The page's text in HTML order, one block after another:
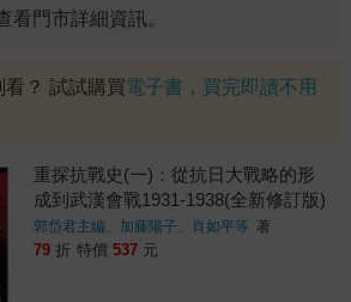
門市詳細資訊。
看？ 試試購買電子書，買完即讀不用
重探抗戰史(一)：從抗日大戰略的形
成到武漢會戰1931-1938(全新修訂版)
郭岱君主編、加藤陽子、肖如平等 著
79 折 特價 537 元